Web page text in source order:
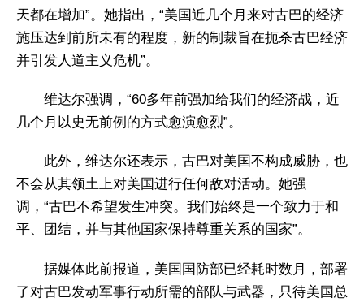
天都在增加”。她指出，“美国近几个月来对古巴的经济
施压达到前所未有的程度，新的制裁旨在扼杀古巴经济
并引发人道主义危机”。
维达尔强调，“60多年前强加给我们的经济战，近
几个月以史无前例的方式愈演愈烈”。
此外，维达尔还表示，古巴对美国不构成威胁，也
不会从其领土上对美国进行任何敌对活动。她强
调，“古巴不希望发生冲突。我们始终是一个致力于和
平、团结，并与其他国家保持尊重关系的国家”。
据媒体此前报道，美国国防部已经耗时数月，部署
了对古巴发动军事行动所需的部队与武器，只待美国总